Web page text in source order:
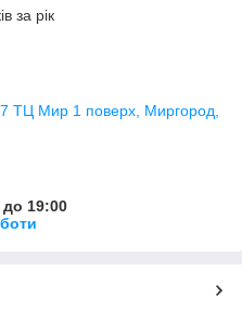
за рік
ТЦ Мир 1 поверх, Миргород,
до 19:00